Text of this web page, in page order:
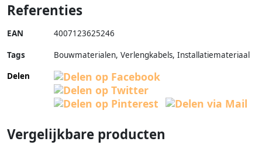
Referenties
EAN 4007123625246
Tags
Bouwmaterialen, Verlengkabels, Installatiemateriaal
Delen
Vergelijkbare producten